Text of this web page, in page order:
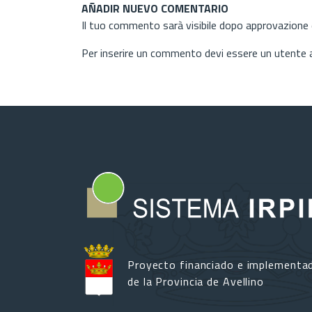
AÑADIR NUEVO COMENTARIO
Il tuo commento sarà visibile dopo approvazione
Per inserire un commento devi essere un
Proyecto financiado e
de la Provincia de Avellino